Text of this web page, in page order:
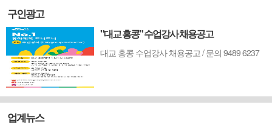
구인광고
"대교 홍콩" 수업강사 채용공고
대교 홍콩 수업강사 채용공고 / 문의 9489 6237
업계뉴스